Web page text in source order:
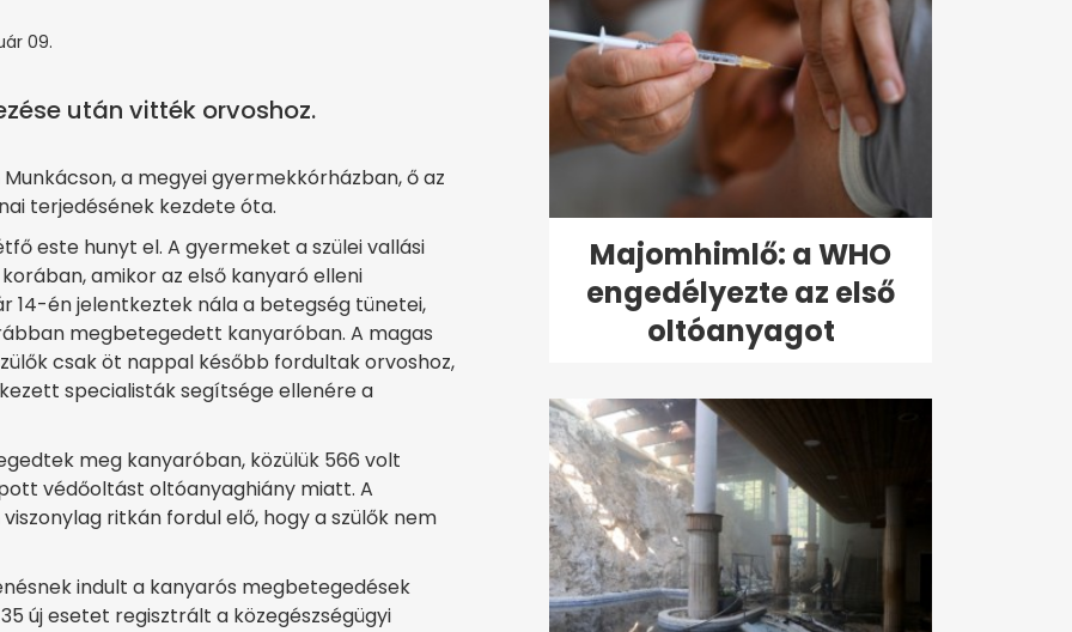
09.
után vitték orvoshoz.
a megyei gyermekkórházban, ő az
terjedésének kezdete óta.
este hunyt el. A gyermeket a szülei vallási
amikor az első kanyaró elleni
14-én jelentkeztek nála a betegség tünetei,
megbetegedett kanyaróban. A magas
csak öt nappal később fordultak orvoshoz,
specialisták segítsége ellenére a
meg kanyaróban, közülük 566 volt
védőoltást oltóanyaghiány miatt. A
ritkán fordul elő, hogy a szülők nem
indult a kanyarós megbetegedések
új esetet regisztrált a közegészségügyi
Majomhimlő: a WHO
engedélyezte az első
oltóanyagot